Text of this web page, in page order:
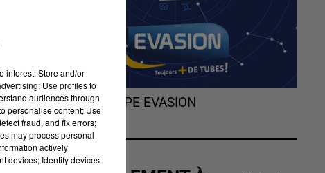
L'HOROSCOPE EVASION
interest: Store and/or
Use profiles to
audiences through
personalise content; Use
fraud, and fix errors;
may process personal
actively
devices; Identify devices